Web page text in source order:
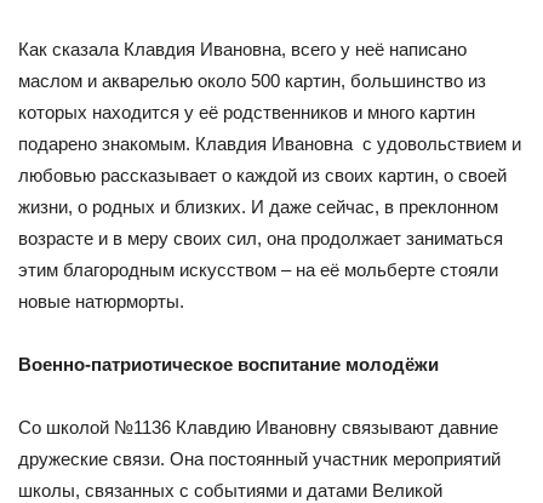
Как сказала Клавдия Ивановна, всего у неё написано
маслом и акварелью около 500 картин, большинство из
которых находится у её родственников и много картин
подарено знакомым. Клавдия Ивановна с удовольствием и
любовью рассказывает о каждой из своих картин, о своей
жизни, о родных и близких. И даже сейчас, в преклонном
возрасте и в меру своих сил, она продолжает заниматься
этим благородным искусством – на её мольберте стояли
новые натюрморты.
Военно-патриотическое воспитание молодёжи
Со школой №1136 Клавдию Ивановну связывают давние
дружеские связи. Она постоянный участник мероприятий
школы, связанных с событиями и датами Великой